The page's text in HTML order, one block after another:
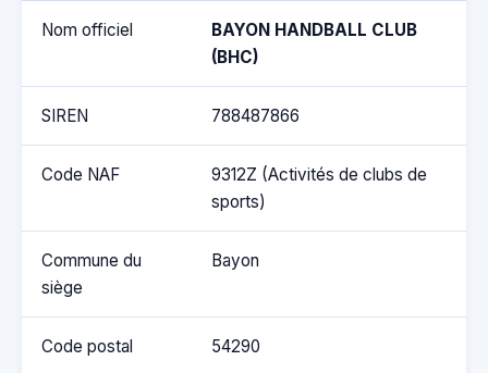
Nom officiel
BAYON HANDBALL CLUB
(BHC)
SIREN 788487866
Code NAF
9312Z (Activités de clubs de
sports)
Commune du
siège
Bayon
Code postal 54290